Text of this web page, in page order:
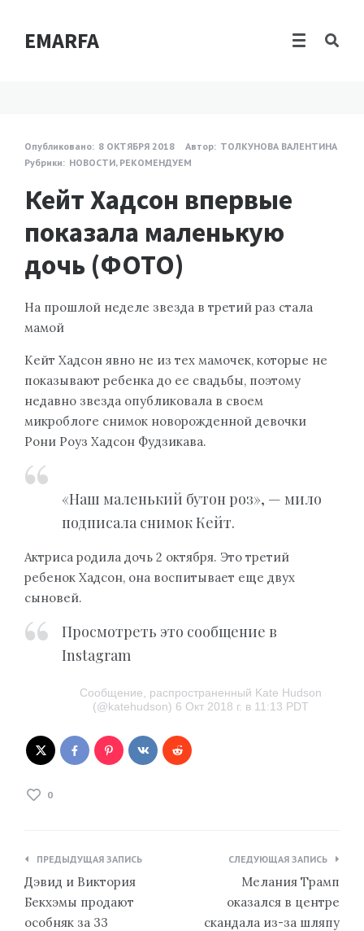
EMARFA
Опубликовано: 8 ОКТЯБРЯ 2018 Автор: ТОЛКУНОВА ВАЛЕНТИНА
Рубрики: НОВОСТИ, РЕКОМЕНДУЕМ
Кейт Хадсон впервые
показала маленькую
дочь (ФОТО)
На прошлой неделе звезда в третий раз стала
мамой
Кейт Хадсон явно не из тех мамочек, которые не
показывают ребенка до ее свадьбы, поэтому
недавно звезда опубликовала в своем
микроблоге снимок новорожденной девочки
Рони Роуз Хадсон Фудзикава.
«Наш маленький бутон роз», — мило
подписала снимок Кейт.
Актриса родила дочь 2 октября. Это третий
ребенок Хадсон, она воспитывает еще двух
сыновей.
Просмотреть это сообщение в
Instagram
Сообщение, распространенный Kate Hudson
(@katehudson) 6 Окт 2018 г. в 11:13 PDT
0
Навигация
по
записям
ПРЕДЫДУЩАЯ ЗАПИСЬ
Дэвид и Виктория
Бекхэмы продают
особняк за 33
СЛЕДУЮЩАЯ ЗАПИСЬ
Мелания Трамп
оказался в центре
скандала из-за шляпу